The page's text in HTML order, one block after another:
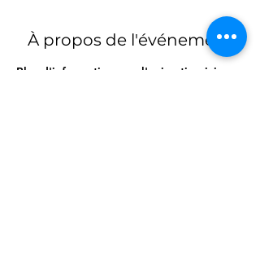
À propos de l'événement
Plus d'informations sur l'animation ici :